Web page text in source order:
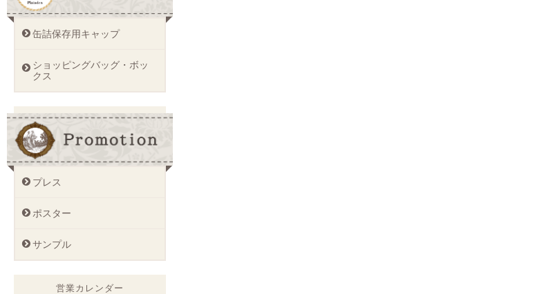
缶詰保存用キャップ
ショッピングバッグ・ボッ
クス
プレス
ポスター
サンプル
営業カレンダー